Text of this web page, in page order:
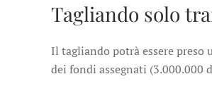
Tagliando solo
Il tagliando potrà essere preso
dei fondi assegnati (3.000.000